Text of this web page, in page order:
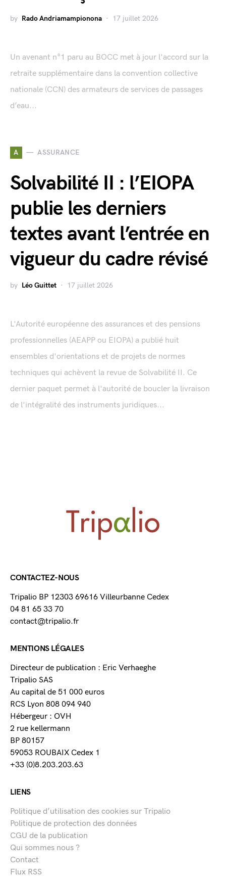
by Rado Andriamampionona 17 juillet 2026
Un avenant n°1 paru au BOCC met à jour l'accord sur la
retraite supplémentaire dans la convention collective
nationale (CCN) des armateurs de services de passages
d’eau...
A ASSURANCE
Solvabilité II : l’EIOPA
publie les derniers
textes avant l’entrée en
vigueur du cadre révisé
by Léo Guittet 17 juillet 2026
L'Autorité européenne des assurances et des pensions
professionnelles (AEAPP ou EIOPA) a publié huit
ensembles d'orientations et de projets de normes
techniques qui achèvent la revue de Solvabilité II. Ce
dernier paquet permet à l'autorité de boucler la livraison
de l'intégralité des instruments juridiques...
CONTACTEZ-NOUS
Tripalio BP 12303 69616 Villeurbanne Cedex
04 81 65 33 70
contact@tripalio.fr
MENTIONS LÉGALES
Directeur de publication : Eric Verhaeghe
Tripalio SAS
Au capital de 51 000 euros
RCS Lyon 808 094 940
Hébergeur : OVH
2 rue kellermann
BP 80157
59053 ROUBAIX Cedex 1
+33 (0)8.203.203.63
LIENS
Politique d’utilisation des cookies sur Tripalio
Politique de protection des données
CGU de la publication
Qui sommes nous ?
Contact
Flux RSS